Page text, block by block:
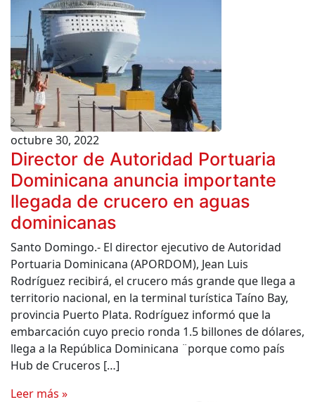
octubre 30, 2022
Director de Autoridad Portuaria
Dominicana anuncia importante
llegada de crucero en aguas
dominicanas
Santo Domingo.- El director ejecutivo de Autoridad
Portuaria Dominicana (APORDOM), Jean Luis
Rodríguez recibirá, el crucero más grande que llega a
territorio nacional, en la terminal turística Taíno Bay,
provincia Puerto Plata. Rodríguez informó que la
embarcación cuyo precio ronda 1.5 billones de dólares,
llega a la República Dominicana ¨porque como país
Hub de Cruceros […]
Leer más »